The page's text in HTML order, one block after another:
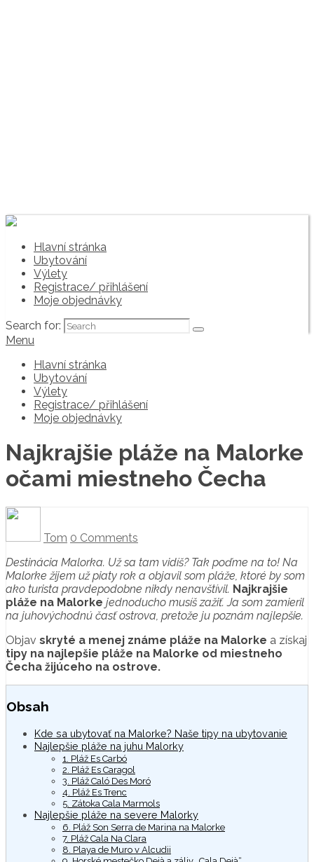
Hlavní stránka
Ubytování
Výlety
Registrace/ přihlášení
Moje objednávky
Search for:
Menu
Hlavní stránka
Ubytování
Výlety
Registrace/ přihlášení
Moje objednávky
Najkrajšie pláže na Malorke
očami miestneho Čecha
Tom 0 Comments
Destinácia Malorka. Už sa tam vidíš? Tak poďme na to! Na
Malorke žijem už piaty rok a objavil som pláže, ktoré by som
ako turista pravdepodobne nikdy nenavštívil. Najkrajšie
pláže na Malorke jednoducho musíš zažiť. Ja som zamieril
na juhovýchodnú časť ostrova, pretože ju poznám najlepšie.
Objav skryté a menej známe pláže na Malorke a získaj
tipy na najlepšie pláže na Malorke od miestneho
Čecha žijúceho na ostrove.
Obsah
Kde sa ubytovať na Malorke? Naše tipy na ubytovanie
Najlepšie pláže na juhu Malorky
1. Pláž Es Carbó
2. Pláž Es Caragol
3. Pláž Caló Des Moró
4. Pláž Es Trenc
5. Zátoka Cala Marmols
Najlepšie pláže na severe Malorky
6. Pláž Son Serra de Marina na Malorke
7. Pláž Cala Na Clara
8. Playa de Muro v Alcudii